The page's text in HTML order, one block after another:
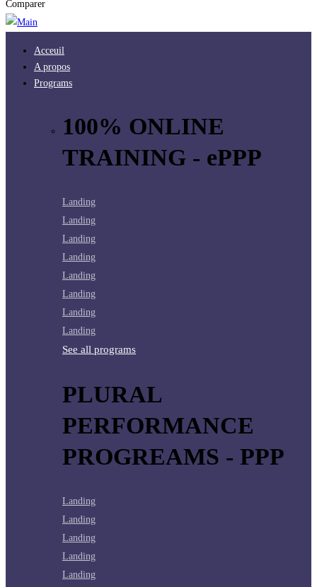
Comparer
Acceuil
A propos
Programs
100% ONLINE
TRAINING - ePPP
Landing
Landing
Landing
Landing
Landing
Landing
Landing
Landing
See all programs
PLURAL
PERFORMANCE
PROGREAMS - PPP
Landing
Landing
Landing
Landing
Landing